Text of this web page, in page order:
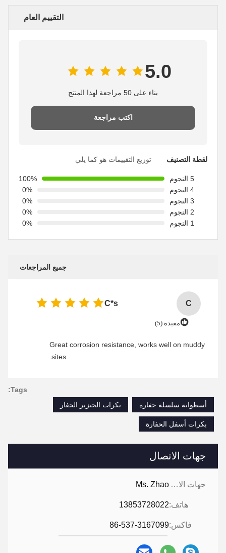
جهات الاتصال
جهات الاتصال: Ms. Zhao
هاتف:13853728022
فاكس:86-537-3167099
التقييم العام
5.0
بناء على 50 مراجعة لهذا المنتج
اكتب مراجعة
لقطة التصنيف توزيع التقييمات هو كما يلي
5 النجوم
100%
4 النجوم
0%
3 النجوم
0%
2 النجوم
0%
1 النجوم
0%
جميع المراجعات
C
C*s
مفيدة (5)
Great corrosion resistance, works well on muddy
sites.
Tags:
أسطوانة سلسلة حفارة
بكرات الجنزير الحفار
بكرات أسفل الحفارة